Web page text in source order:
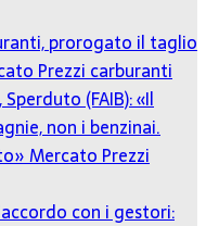
prorogato il taglio
Prezzi carburanti
(FAIB): «Il
non i benzinai.
Mercato Prezzi
con i gestori: